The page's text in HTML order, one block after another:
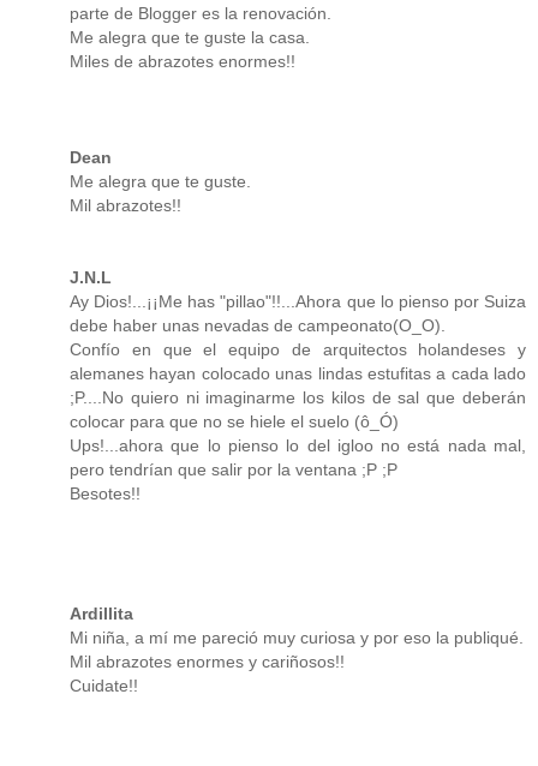
parte de Blogger es la renovación.
Me alegra que te guste la casa.
Miles de abrazotes enormes!!
Dean
Me alegra que te guste.
Mil abrazotes!!
J.N.L
Ay Dios!...¡¡Me has "pillao"!!...Ahora que lo pienso por Suiza
debe haber unas nevadas de campeonato(O_O).
Confío en que el equipo de arquitectos holandeses y
alemanes hayan colocado unas lindas estufitas a cada lado
;P....No quiero ni imaginarme los kilos de sal que deberán
colocar para que no se hiele el suelo (ô_Ó)
Ups!...ahora que lo pienso lo del igloo no está nada mal,
pero tendrían que salir por la ventana ;P ;P
Besotes!!
Ardillita
Mi niña, a mí me pareció muy curiosa y por eso la publiqué.
Mil abrazotes enormes y cariñosos!!
Cuidate!!